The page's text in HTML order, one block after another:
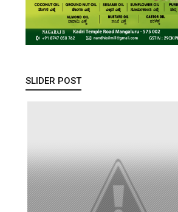
SLIDER POST
ರಸ್ತೆ ಹೊಂಡ